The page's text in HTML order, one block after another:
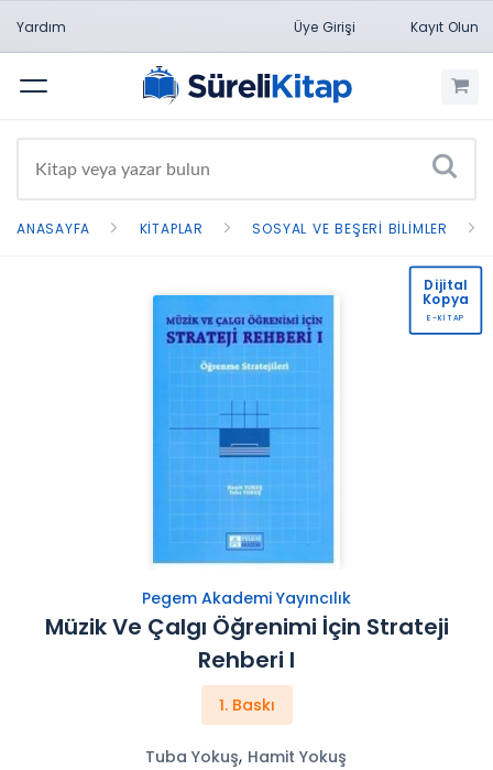
Yardım Üye Girişi Kayıt Olun
Menü
ANASAYFA KITAPLAR SOSYAL VE BEŞERI BILIMLER
Pegem Akademi Yayıncılık
Müzik Ve Çalgı Öğrenimi İçin Strateji
Rehberi I
1. Baskı
Tuba Yokuş, Hamit Yokuş
Dijital
Kopya
E-KİTAP